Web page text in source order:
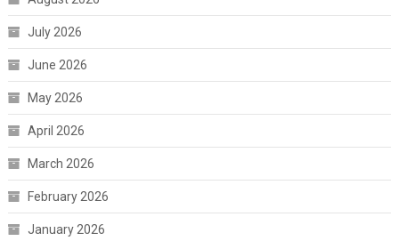
July 2026
June 2026
May 2026
April 2026
March 2026
February 2026
January 2026